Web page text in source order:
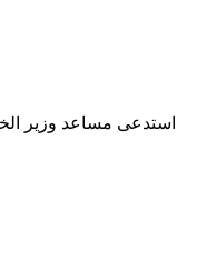
استدعى مساعد وزير